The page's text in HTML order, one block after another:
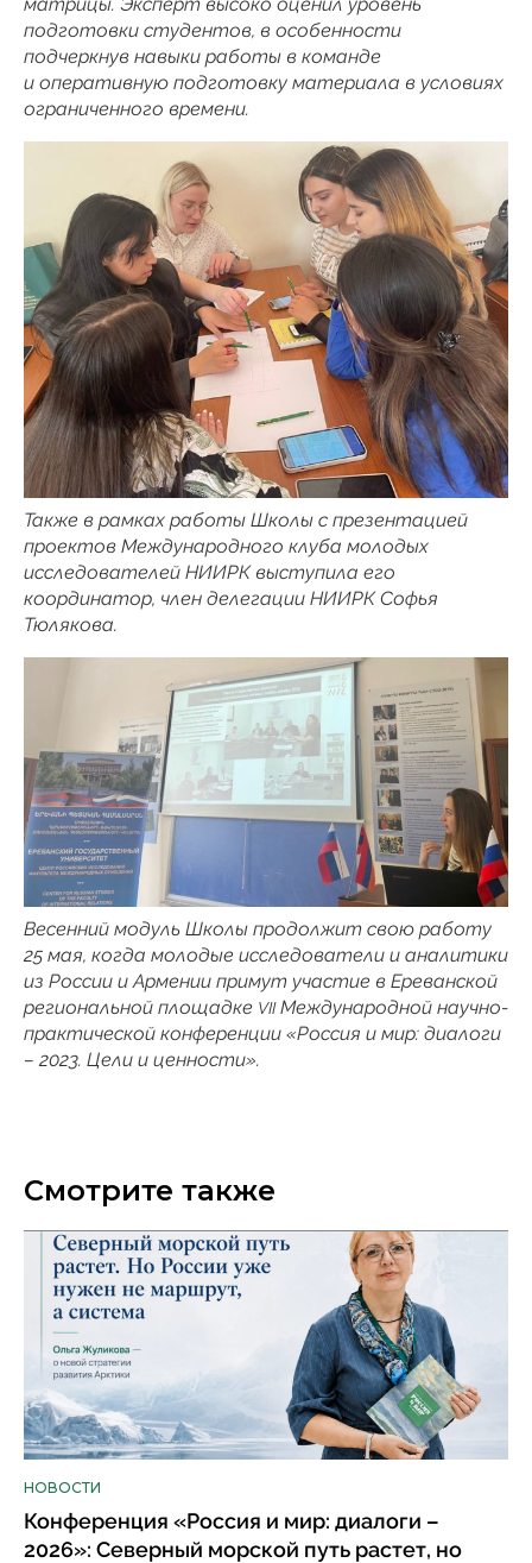
подготовки студентов, в особенности
подчеркнув навыки работы в команде
и оперативную подготовку материала в условиях
ограниченного времени.
Также в рамках работы Школы с презентацией
проектов Международного клуба молодых
исследователей НИИРК выступила его
координатор, член делегации НИИРК Софья
Тюлякова.
Весенний модуль Школы продолжит свою работу
25 мая, когда молодые исследователи и аналитики
из России и Армении примут участие в Ереванской
региональной площадке VIIМеждународной научно-
практической конференции «Россия и мир: диалоги
– 2023. Цели и ценности».
Смотрите также
НОВОСТИ
Конференция «Россия и мир: диалоги –
2026»: Северный морской путь растет, но